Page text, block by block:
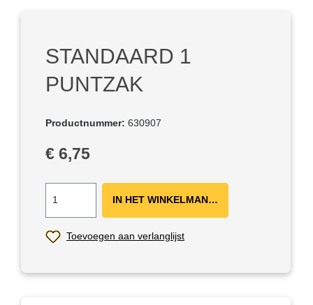
STANDAARD 1
PUNTZAK
Productnummer: 630907
Normale prijs:
€ 6,75
IN HET WINKELMANDJE ＋
Toevoegen aan verlanglijst